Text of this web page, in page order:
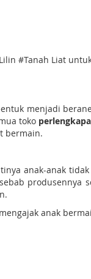
#Tanah Liat
menjadi
toko
bermain.
anak-anak
produsennya
anak